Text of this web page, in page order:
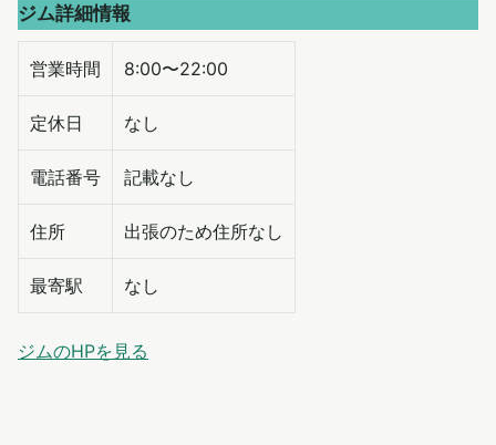
ジム詳細情報
営業時間 8:00〜22:00
定休日 なし
電話番号 記載なし
住所 出張のため住所なし
最寄駅 なし
ジムのHPを見る